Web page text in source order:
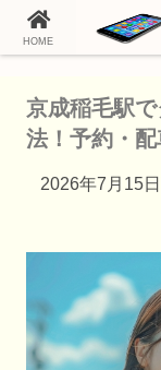
ホーム タクシ
京成稲毛駅
法！予約・
2026年7月15
HOME